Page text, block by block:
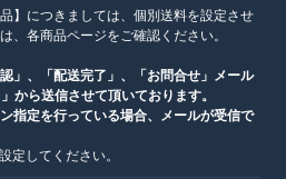
】につきましては、個別送料を設定させ
、各商品ページをご確認ください。
」、「配送完了」、「お問合せ」メール
ら送信させて頂いております。
指定を行っている場合、メールが受信で
定してください。